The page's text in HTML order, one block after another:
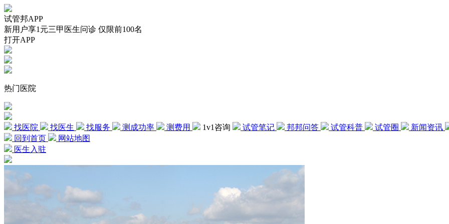
试管邦APP
新用户享1元三甲医生问诊 仅限前100名
打开APP
热门医院
找医院 找医生 找服务 测成功率 测费用 1v1咨询 试管笔记 邦邦问答 试管科普 试管圈
新闻资讯
回到首页
网站地图
医生入驻